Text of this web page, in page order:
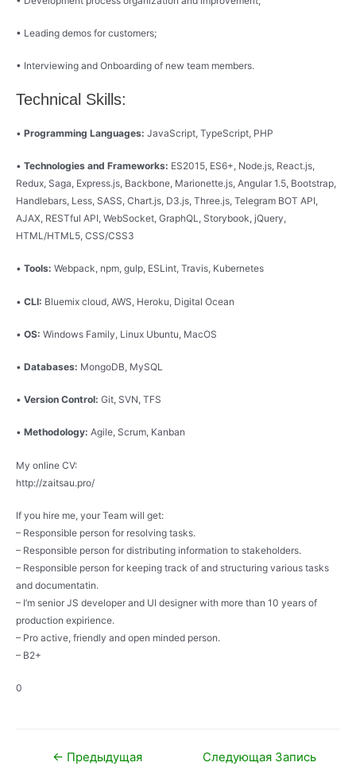
• Leading demos for customers;
• Interviewing and Onboarding of new team members.
Technical Skills:
• Programming Languages: JavaScript, TypeScript, PHP
• Technologies and Frameworks: ES2015, ES6+, Node.js, React.js,
Redux, Saga, Express.js, Backbone, Marionette.js, Angular 1.5, Bootstrap,
Handlebars, Less, SASS, Chart.js, D3.js, Three.js, Telegram BOT API,
AJAX, RESTful API, WebSocket, GraphQL, Storybook, jQuery,
HTML/HTML5, CSS/CSS3
• Tools: Webpack, npm, gulp, ESLint, Travis, Kubernetes
• CLI: Bluemix cloud, AWS, Heroku, Digital Ocean
• OS: Windows Family, Linux Ubuntu, MacOS
• Databases: MongoDB, MySQL
• Version Control: Git, SVN, TFS
• Methodology: Agile, Scrum, Kanban
My online CV:
http://zaitsau.pro/
If you hire me, your Team will get:
– Responsible person for resolving tasks.
– Responsible person for distributing information to stakeholders.
– Responsible person for keeping track of and structuring various tasks
and documentatin.
– I’m senior JS developer and UI designer with more than 10 years of
production expirience.
– Pro active, friendly and open minded person.
– B2+
0
Навигация
← Предыдущая
Следующая Запись